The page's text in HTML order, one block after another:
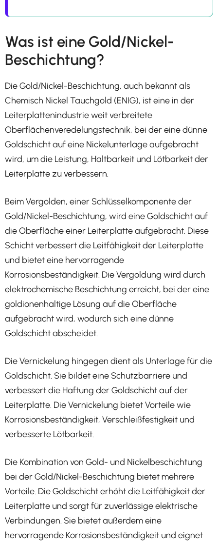
Was ist eine Gold/Nickel-
Beschichtung?
Die Gold/Nickel-Beschichtung, auch bekannt als
Chemisch Nickel Tauchgold (ENIG), ist eine in der
Leiterplattenindustrie weit verbreitete
Oberflächenveredelungstechnik, bei der eine dünne
Goldschicht auf eine Nickelunterlage aufgebracht
wird, um die Leistung, Haltbarkeit und Lötbarkeit der
Leiterplatte zu verbessern.
Beim Vergolden, einer Schlüsselkomponente der
Gold/Nickel-Beschichtung, wird eine Goldschicht auf
die Oberfläche einer Leiterplatte aufgebracht. Diese
Schicht verbessert die Leitfähigkeit der Leiterplatte
und bietet eine hervorragende
Korrosionsbeständigkeit. Die Vergoldung wird durch
elektrochemische Beschichtung erreicht, bei der eine
goldionenhaltige Lösung auf die Oberfläche
aufgebracht wird, wodurch sich eine dünne
Goldschicht abscheidet.
Die Vernickelung hingegen dient als Unterlage für die
Goldschicht. Sie bildet eine Schutzbarriere und
verbessert die Haftung der Goldschicht auf der
Leiterplatte. Die Vernickelung bietet Vorteile wie
Korrosionsbeständigkeit, Verschleißfestigkeit und
verbesserte Lötbarkeit.
Die Kombination von Gold- und Nickelbeschichtung
bei der Gold/Nickel-Beschichtung bietet mehrere
Vorteile. Die Goldschicht erhöht die Leitfähigkeit der
Leiterplatte und sorgt für zuverlässige elektrische
Verbindungen. Sie bietet außerdem eine
hervorragende Korrosionsbeständigkeit und eignet